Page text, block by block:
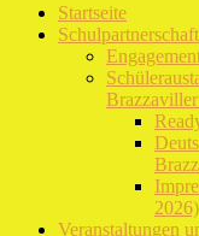
Startseite
Schulpartnerschaft
2026)
Veranstaltungen